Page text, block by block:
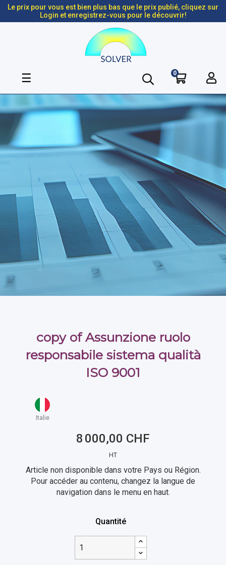
Le prix pour vous est bien plus bas que le prix publié, cliquez sur
Login et enregistrez-vous pour le découvrir!
Basculer
navigation
☰ 0
copy of Assunzione ruolo
responsabile sistema qualità
ISO 9001
Italie
8 000,00 CHF
HT
Article non disponible dans votre Pays ou Région.
Pour accéder au contenu, changez la langue de
navigation dans le menu en haut.
Quantité